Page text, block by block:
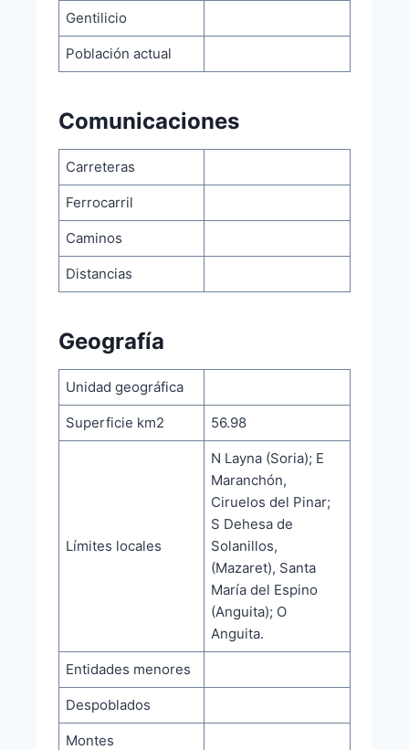
Gentilicio
Población actual
Comunicaciones
Carreteras
Ferrocarril
Caminos
Distancias
Geografía
Unidad geográfica
Superficie km2 56.98
Límites locales
N Layna (Soria); E
Maranchón,
Ciruelos del Pinar;
S Dehesa de
Solanillos,
(Mazaret), Santa
María del Espino
(Anguita); O
Anguita.
Entidades menores
Despoblados
Montes